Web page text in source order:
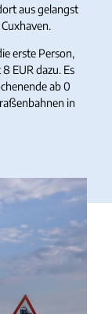
aus gelangst
erste Person,
EUR dazu. Es
ab 0
in